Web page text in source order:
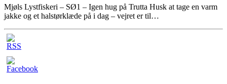
Mjøls Lystfiskeri – SØ1 – Igen hug på Trutta Husk at tage en varm
jakke og et halstørklæde på i dag – vejret er til…